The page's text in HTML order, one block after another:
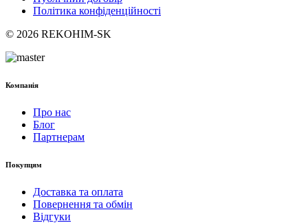
Політика конфіденційності
© 2026 REKOHIM-SK
Компанія
Про нас
Блог
Партнерам
Покупцям
Доставка та оплата
Повернення та обмін
Відгуки